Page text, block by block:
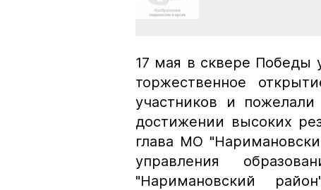
17 мая в сквере Победы
торжественное
участников и
достижении высоких
глава МО
управления
"Наримановский